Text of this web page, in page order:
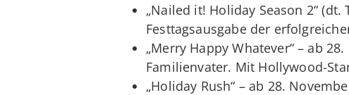
„Nailed it! Holiday Season 2“
Festtagsausgabe der
„Merry Happy Whatever“ – ab
Familienvater. Mit Hollywood-
„Holiday Rush“ – ab 28.